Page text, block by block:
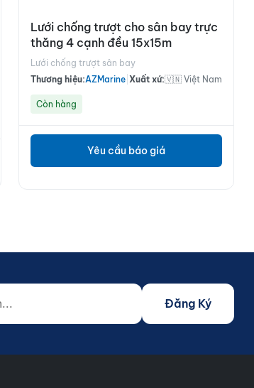
Lưới chống trượt cho sân bay trực
thăng 4 cạnh đều 15x15m
Lưới chống trượt sân bay
Thương hiệu:AZMarine Xuất xứ:🇻🇳 Việt Nam
Còn hàng
Yêu cầu báo giá
Đăng Ký